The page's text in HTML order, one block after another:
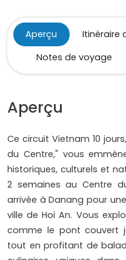
Aperçu Itinéraire
Notes de voyage
Aperçu
Ce circuit Vietnam 10
du Centre," vous
historiques, culturels et
2 semaines au Centre
arrivée à Danang pour
ville de Hoi An. Vous
comme le pont couvert
tout en profitant de